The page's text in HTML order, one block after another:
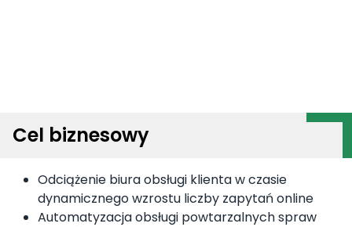
Cel biznesowy
Odciążenie biura obsługi klienta w czasie
dynamicznego wzrostu liczby zapytań online
Automatyzacja obsługi powtarzalnych spraw